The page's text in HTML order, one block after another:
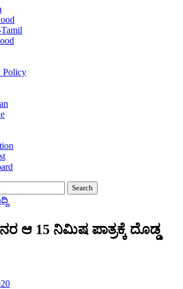
Policy
ಆ 15 ನಿಮಿಷ ಪಾತ್ರಕ್ಕೆ ದೊಡ್ಡ